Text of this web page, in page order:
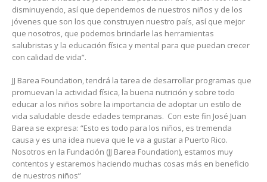
disminuyendo, así que dependemos de nuestros niños y de los
jóvenes que son los que construyen nuestro país, así que mejor
que nosotros, que podemos brindarle las herramientas
salubristas y la educación física y mental para que puedan crecer
con calidad de vida”.
JJ Barea Foundation, tendrá la tarea de desarrollar programas que
promuevan la actividad física, la buena nutrición y sobre todo
educar a los niños sobre la importancia de adoptar un estilo de
vida saludable desde edades tempranas. Con este fin José Juan
Barea se expresa: “Esto es todo para los niños, es tremenda
causa y es una idea nueva que le va a gustar a Puerto Rico.
Nosotros en la Fundación (JJ Barea Foundation), estamos muy
contentos y estaremos haciendo muchas cosas más en beneficio
de nuestros niños”